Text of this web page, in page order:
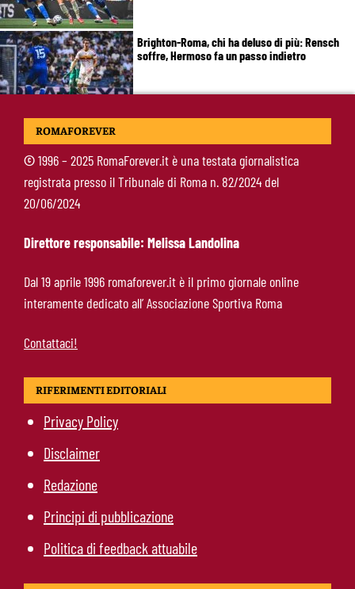
Brighton-Roma, chi ha deluso di più: Rensch
soffre, Hermoso fa un passo indietro
Gasperini lancia l’allarme mercato: “Roma
Pellegrini, Gasperini frena il rientro: “Ci vorrà
almeno un mese”
ROMAFOREVER
©1996 – 2025 RomaForever.it è una testata giornalistica
registrata presso il Tribunale di Roma n. 82/2024 del
20/06/2024
Direttore responsabile: Melissa Landolina
Dal 19 aprile 1996 romaforever.it è il primo giornale online
interamente dedicato all’ Associazione Sportiva Roma
Contattaci!
RIFERIMENTI EDITORIALI
Privacy Policy
Disclaimer
Redazione
Principi di pubblicazione
Politica di feedback attuabile